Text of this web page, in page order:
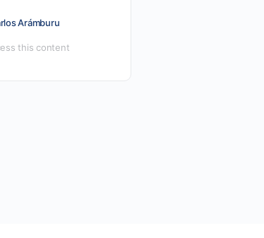
Arámburu
this content